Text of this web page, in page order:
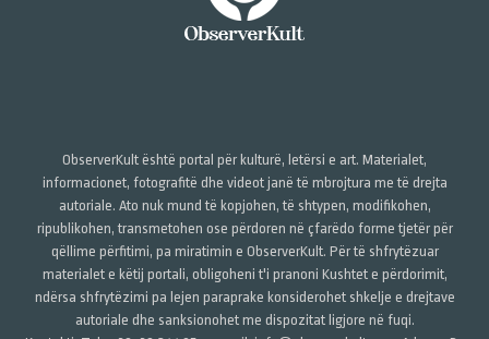
ObserverKult është portal për kulturë, letërsi e art. Materialet,
informacionet, fotografitë dhe videot janë të mbrojtura me të drejta
autoriale. Ato nuk mund të kopjohen, të shtypen, modifikohen,
ripublikohen, transmetohen ose përdoren në çfarëdo forme tjetër për
qëllime përfitimi, pa miratimin e ObserverKult. Për të shfrytëzuar
materialet e këtij portali, obligoheni t'i pranoni Kushtet e përdorimit,
ndërsa shfrytëzimi pa lejen paraprake konsiderohet shkelje e drejtave
autoriale dhe sanksionohet me dispozitat ligjore në fuqi.